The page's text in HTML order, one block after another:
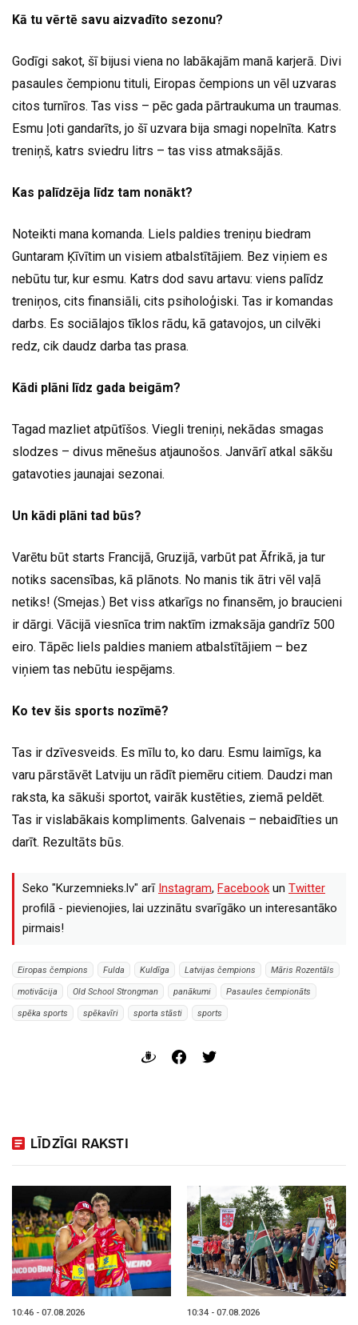
Kā tu vērtē savu aizvadīto sezonu?
Godīgi sakot, šī bijusi viena no labākajām manā karjerā. Divi
pasaules čempionu tituli, Eiropas čempions un vēl uzvaras
citos turnīros. Tas viss – pēc gada pārtraukuma un traumas.
Esmu ļoti gandarīts, jo šī uzvara bija smagi nopelnīta. Katrs
treniņš, katrs sviedru litrs – tas viss atmaksājās.
Kas palīdzēja līdz tam nonākt?
Noteikti mana komanda. Liels paldies treniņu biedram
Guntaram Ķīvītim un visiem atbalstītājiem. Bez viņiem es
nebūtu tur, kur esmu. Katrs dod savu artavu: viens palīdz
treniņos, cits finansiāli, cits psiholoģiski. Tas ir komandas
darbs. Es sociālajos tīklos rādu, kā gatavojos, un cilvēki
redz, cik daudz darba tas prasa.
Kādi plāni līdz gada beigām?
Tagad mazliet atpūtīšos. Viegli treniņi, nekādas smagas
slodzes – divus mēnešus atjaunošos. Janvārī atkal sākšu
gatavoties jaunajai sezonai.
Un kādi plāni tad būs?
Varētu būt starts Francijā, Gruzijā, varbūt pat Āfrikā, ja tur
notiks sacensības, kā plānots. No manis tik ātri vēl vaļā
netiks! (Smejas.) Bet viss atkarīgs no finansēm, jo braucieni
ir dārgi. Vācijā viesnīca trim naktīm izmaksāja gandrīz 500
eiro. Tāpēc liels paldies maniem atbalstītājiem – bez
viņiem tas nebūtu iespējams.
Ko tev šis sports nozīmē?
Tas ir dzīvesveids. Es mīlu to, ko daru. Esmu laimīgs, ka
varu pārstāvēt Latviju un rādīt piemēru citiem. Daudzi man
raksta, ka sākuši sportot, vairāk kustēties, ziemā peldēt.
Tas ir vislabākais kompliments. Galvenais – nebaidīties un
darīt. Rezultāts būs.
Seko "Kurzemnieks.lv" arī Instagram, Facebook un Twitter
profilā - pievienojies, lai uzzinātu svarīgāko un interesantāko
pirmais!
Eiropas čempions Fulda Kuldīga Latvijas čempions Māris Rozentāls
motivācija Old School Strongman panākumi Pasaules čempionāts
spēka sports spēkavīri sporta stāsti sports
LĪDZĪGI RAKSTI
10:46 - 07.08.2026 10:34 - 07.08.2026